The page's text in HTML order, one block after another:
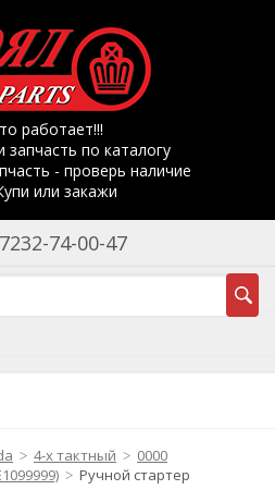
работает!!!
по каталогу
- проверь наличие
или закажи
74-00-47
4-х тактный
0000
Ручной стартер